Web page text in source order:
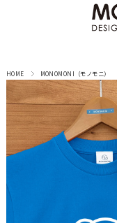
HOME MONOMONI（モノモニ）